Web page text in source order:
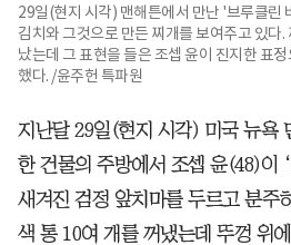
29일(현지 시각) 맨해튼에서 만난 '브루클린
김치와 그것으로 만든 찌개를 보여주고 있다
났는데 그 표현을 들은 조셉 윤이 진지한 표
했다. /윤주헌 특파원
지난달 29일(현지 시각) 미국 뉴욕
한 건물의 주방에서 조셉 윤(48)이
새겨진 검정 앞치마를 두르고 분주
색 통 10여 개를 꺼냈는데 뚜껑 위